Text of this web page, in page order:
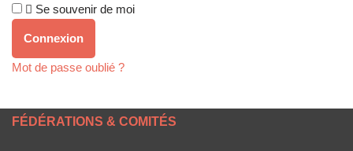
Se souvenir de moi
Mot de passe oublié ?
FÉDÉRATIONS & COMITÉS